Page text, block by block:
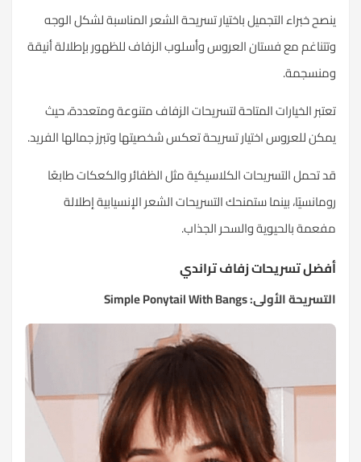
ينصح خبراء التجميل باختيار تسريحة الشعر المناسبة لشكل الوجه
وتتناغم مع فستانالعروسوأسلوب الزفاف للظهور بإطلالة أنيقة
ومنسجمة.
تعتبر الخيارات المتاحة لتسريحات الزفاف متنوعة ومتعددة، حيث
يمكن للعروس اختيار تسريحة تعكس شخصيتها وتبرز جمالها الفريد.
قد تحمل التسريحات الكلاسيكية مثل الظفائر والكعكات طابعًا
رومانسيًا، بينما ستمنحك التسريحات الشعر الإنسيابية إطلالة
مفعمة بالحيوية والسحر الجذاب.
أفضل تسريحات زفاف تراندي
التسريحة الأولى: Simple Ponytail With Bangs